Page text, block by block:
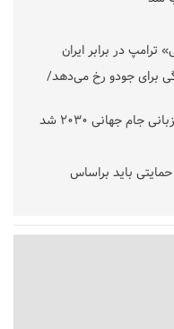
ترامپ در برابر ایران
برای جودو رخ می‌دهد/
جهانی ۲۰۳۰ شد
حمایتی باید براساس